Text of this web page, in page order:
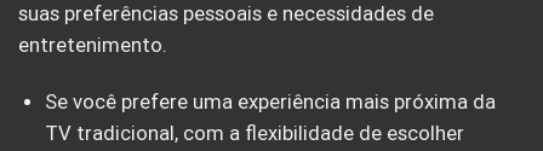
suas preferências pessoais e necessidades de
entretenimento.
Se você prefere uma experiência mais próxima da
TV tradicional, com a flexibilidade de escolher